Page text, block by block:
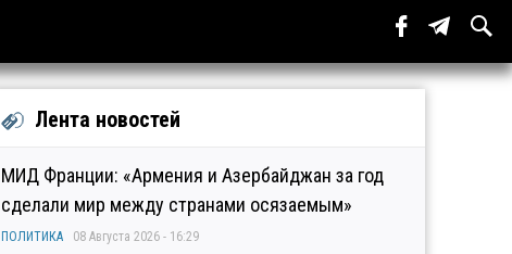
Лента новостей
МИД Франции: «Армения и Азербайджан за год
сделали мир между странами осязаемым»
ПОЛИТИКА 08 Августа 2026 - 16:29